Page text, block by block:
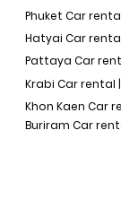
Phuket Car rental
Hatyai Car
Pattaya Car
Krabi Car rental |
Khon Kaen Car
Buriram Car